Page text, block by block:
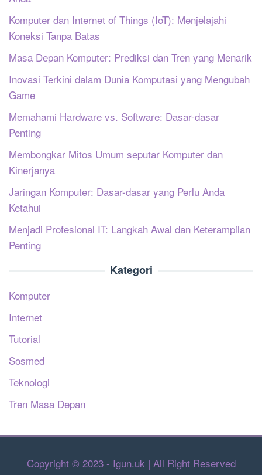
Komputer dan Internet of Things (IoT): Menjelajahi
Koneksi Tanpa Batas
Masa Depan Komputer: Prediksi dan Tren yang Menarik
Inovasi Terkini dalam Dunia Komputasi yang Mengubah
Game
Memahami Hardware vs. Software: Dasar-dasar
Penting
Membongkar Mitos Umum seputar Komputer dan
Kinerjanya
Jaringan Komputer: Dasar-dasar yang Perlu Anda
Ketahui
Menjadi Profesional IT: Langkah Awal dan Keterampilan
Penting
Kategori
Komputer
Internet
Tutorial
Sosmed
Teknologi
Tren Masa Depan
Copyright © 2023 - Igun.uk | All Right Reserved